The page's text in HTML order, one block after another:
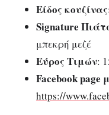
Είδος
Signature
μπεκρή μεζέ
Εύρος Τιμών:
Facebook page
https://